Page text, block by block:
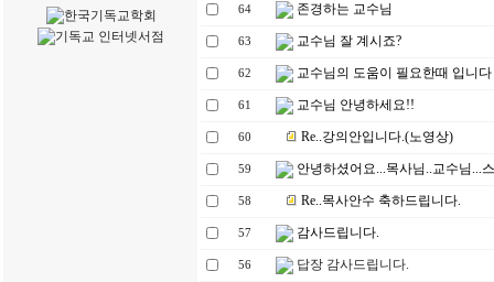
64 존경하는 교수님
63 교수님 잘 계시죠?
62 교수님의 도움이 필요한때 입니다
61 교수님 안녕하세요!!
60 Re..강의안입니다.(노영상)
59 안녕하셨어요...목사님..교수님...
58 Re..목사안수 축하드립니다.
57 감사드립니다.
56 답장 감사드립니다.